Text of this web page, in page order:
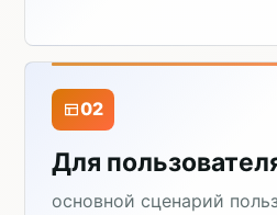
02
Для
основной сценарий